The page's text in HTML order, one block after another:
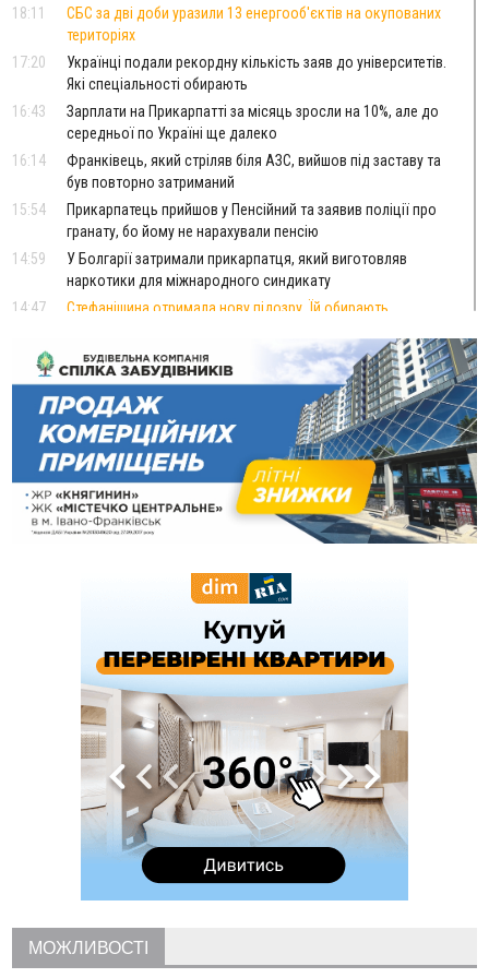
18:11
СБС за дві доби уразили 13 енергооб'єктів на окупованих
територіях
17:20
Українці подали рекордну кількість заяв до університетів.
Які спеціальності обирають
16:43
Зарплати на Прикарпатті за місяць зросли на 10%, але до
середньої по Україні ще далеко
16:14
Франківець, який стріляв біля АЗС, вийшов під заставу та
був повторно затриманий
15:54
Прикарпатець прийшов у Пенсійний та заявив поліції про
гранату, бо йому не нарахували пенсію
14:59
У Болгарії затримали прикарпатця, який виготовляв
наркотики для міжнародного синдикату
14:47
Стефанішина отримала нову підозру. Їй обирають
14:02
«Пілот з Лондона» видурив у жительки Коломийщини
майже 64 тисячі гривень
13:13
У четвер на Прикарпатті очікується сильна спека до 39°
13:00
На Снятинщині спіймали чоловіка, який зливав з цистерни
у полі невідому речовину
12:29
У МОЗ змінили підхід до госпіталізації та оновили правила
роботи стаціонарів
12:07
На межі Прикарпаття і Тернопільщини невідомі засипали
У Франківську та Яремче зафіксували нові температурні
Росія вдарила по Харкову "Бандероллю": є постраждалі,
пошкоджено цивільне підприємство
Верховний суд повернув державі 1,5 га лісу із трьома
ставками в Івано-Франківській громаді
На Каскаді замість веж планують зробити сквер з
дитмайданчиком
На Верховинщині під час пожежі будинку травмувалась
жінка
35 цимбалістів на Говерлі встановили Рекорд
На Прикарпатті за пів року трапилось понад 100 ДТП через
нетверезих водіїв
08:08
рф масовано атакувала Київ та область: 14 загиблих,
десятки постраждалих і пожежі (фото, відео)
МОЖЛИВОСТІ